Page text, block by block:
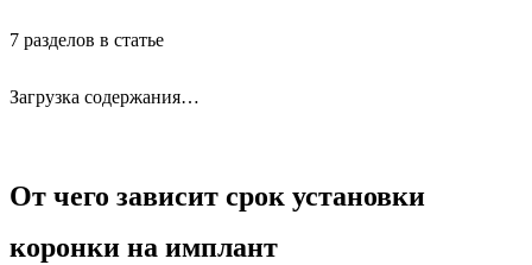
7 разделов в статье
Загрузка содержания…
От чего зависит срок установки
коронки на имплант